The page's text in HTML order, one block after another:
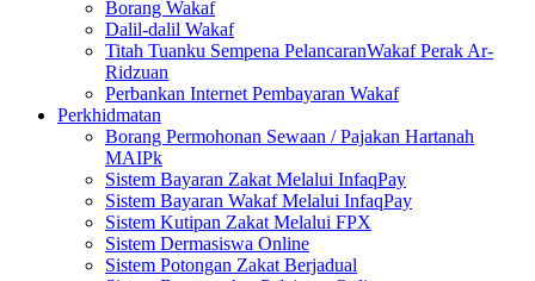
Borang Wakaf
Dalil-dalil Wakaf
Titah Tuanku Sempena PelancaranWakaf Perak Ar-
Ridzuan
Perbankan Internet Pembayaran Wakaf
Perkhidmatan
Borang Permohonan Sewaan / Pajakan Hartanah
MAIPk
Sistem Bayaran Zakat Melalui InfaqPay
Sistem Bayaran Wakaf Melalui InfaqPay
Sistem Kutipan Zakat Melalui FPX
Sistem Dermasiswa Online
Sistem Potongan Zakat Berjadual